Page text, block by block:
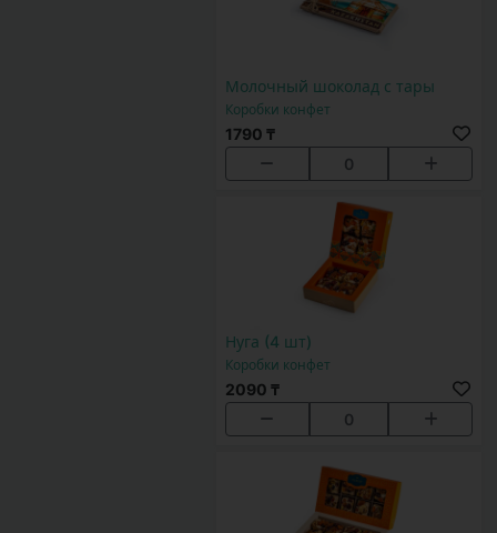
Молочный шоколад с тары
Коробки конфет
1790 ₸
0
Нуга (4 шт)
Коробки конфет
2090 ₸
0